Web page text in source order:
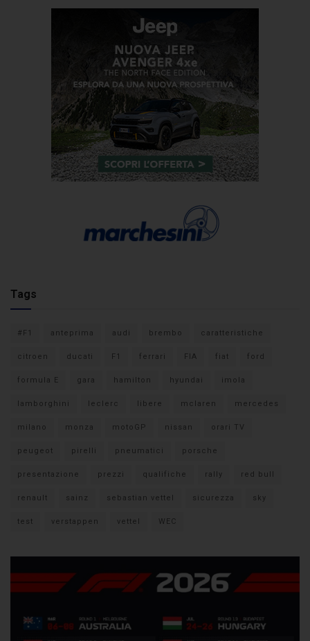
Tags
#F1 anteprima audi brembo caratteristiche
citroen ducati F1 ferrari FIA fiat ford
formula E gara hamilton hyundai imola
lamborghini leclerc libere mclaren mercedes
milano monza motoGP nissan orari TV
peugeot pirelli pneumatici porsche
presentazione prezzi qualifiche rally red bull
renault sainz sebastian vettel sicurezza sky
test verstappen vettel WEC